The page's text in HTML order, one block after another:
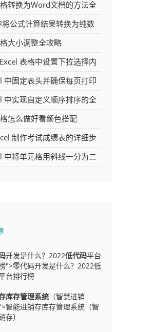
转换为Word文档的方法全
将公式计算结果转换为纯数
方法
大小调整全攻略
表格中设置下拉选择内
中固定表头并确保每页打印
表头的方法详解
中实现自定义顺序排序的全
怎么做好看颜色搭配
制作考试成绩表的详细步
中将单元格用斜线一分为二
开发是什么？2022低代码平台
">零代码开发是什么？2022低
台排行榜
库存管理系统 （智慧进销
智能进销存库存管理系统（智
存）